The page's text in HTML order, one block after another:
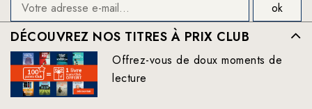
DÉCOUVREZ NOS TITRES À PRIX CLUB
Offrez-vous de doux moments de
lecture